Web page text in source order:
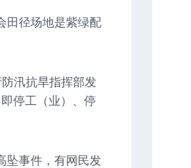
田径场地是紫绿配
汛抗旱指挥部发
停工（业）、停
坠事件，有网民发